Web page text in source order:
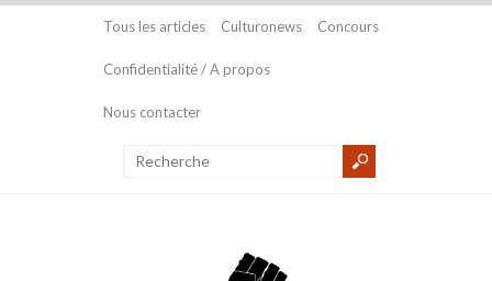
Tous les articles Culturonews Concours
Confidentialité / A propos
Nous contacter